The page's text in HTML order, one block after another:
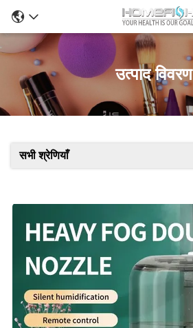
उत्पाद विवरण
सभी श्रेणियाँ